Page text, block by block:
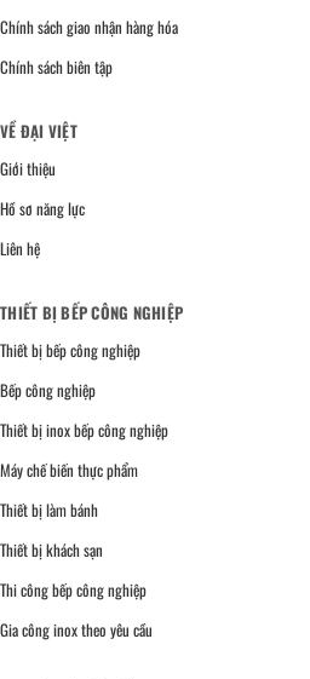
Chính sách giao nhận hàng hóa
Chính sách biên tập
VỀ ĐẠI VIỆT
Giới thiệu
Hồ sơ năng lực
Liên hệ
THIẾT BỊ BẾP CÔNG NGHIỆP
Thiết bị bếp công nghiệp
Bếp công nghiệp
Thiết bị inox bếp công nghiệp
Máy chế biến thực phẩm
Thiết bị làm bánh
Thiết bị khách sạn
Thi công bếp công nghiệp
Gia công inox theo yêu cầu